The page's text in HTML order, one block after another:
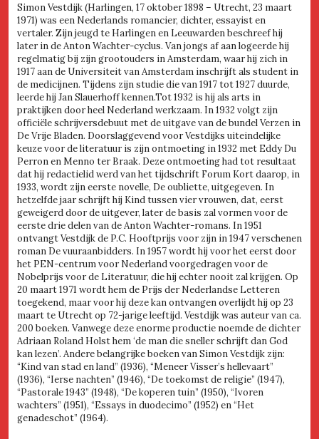
Simon Vestdijk (Harlingen, 17 oktober 1898 – Utrecht, 23 maart
1971) was een Nederlands romancier, dichter, essayist en
vertaler. Zijn jeugd te Harlingen en Leeuwarden beschreef hij
later in de Anton Wachter-cyclus. Van jongs af aan logeerde hij
regelmatig bij zijn grootouders in Amsterdam, waar hij zich in
1917 aan de Universiteit van Amsterdam inschrijft als student in
de medicijnen. Tijdens zijn studie die van 1917 tot 1927 duurde,
leerde hij Jan Slauerhoff kennen.Tot 1932 is hij als arts in
praktijken door heel Nederland werkzaam. In 1932 volgt zijn
officiële schrijversdebuut met de uitgave van de bundel Verzen in
De Vrije Bladen. Doorslaggevend voor Vestdijks uiteindelijke
keuze voor de literatuur is zijn ontmoeting in 1932 met Eddy Du
Perron en Menno ter Braak. Deze ontmoeting had tot resultaat
dat hij redactielid werd van het tijdschrift Forum Kort daarop, in
1933, wordt zijn eerste novelle, De oubliette, uitgegeven. In
hetzelfde jaar schrijft hij Kind tussen vier vrouwen, dat, eerst
geweigerd door de uitgever, later de basis zal vormen voor de
eerste drie delen van de Anton Wachter-romans. In 1951
ontvangt Vestdijk de P.C. Hooftprijs voor zijn in 1947 verschenen
roman De vuuraanbidders. In 1957 wordt hij voor het eerst door
het PEN-centrum voor Nederland voorgedragen voor de
Nobelprijs voor de Literatuur, die hij echter nooit zal krijgen. Op
20 maart 1971 wordt hem de Prijs der Nederlandse Letteren
toegekend, maar voor hij deze kan ontvangen overlijdt hij op 23
maart te Utrecht op 72-jarige leeftijd. Vestdijk was auteur van ca.
200 boeken. Vanwege deze enorme productie noemde de dichter
Adriaan Roland Holst hem ‘de man die sneller schrijft dan God
kan lezen’. Andere belangrijke boeken van Simon Vestdijk zijn:
“Kind van stad en land” (1936), “Meneer Visser’s hellevaart”
(1936), “Ierse nachten” (1946), “De toekomst de religie” (1947),
“Pastorale 1943” (1948), “De koperen tuin” (1950), “Ivoren
wachters” (1951), “Essays in duodecimo” (1952) en “Het
genadeschot” (1964).